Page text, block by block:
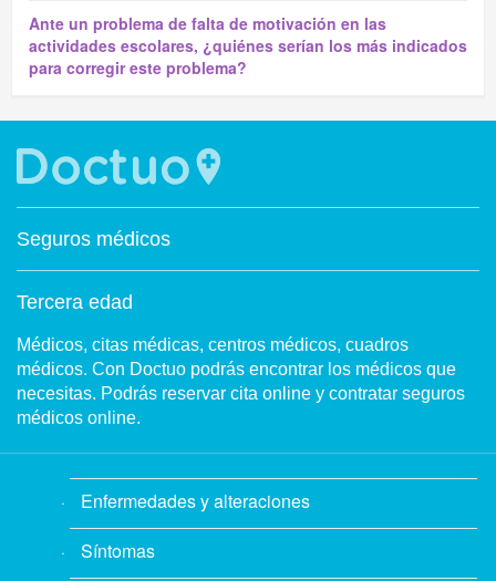
Ante un problema de falta de motivación en las
actividades escolares, ¿quiénes serían los más indicados
para corregir este problema?
Seguros médicos
Tercera edad
Médicos, citas médicas, centros médicos, cuadros
médicos. Con Doctuo podrás encontrar los médicos que
necesitas. Podrás reservar cita online y contratar seguros
médicos online.
Enfermedades y alteraciones
Síntomas